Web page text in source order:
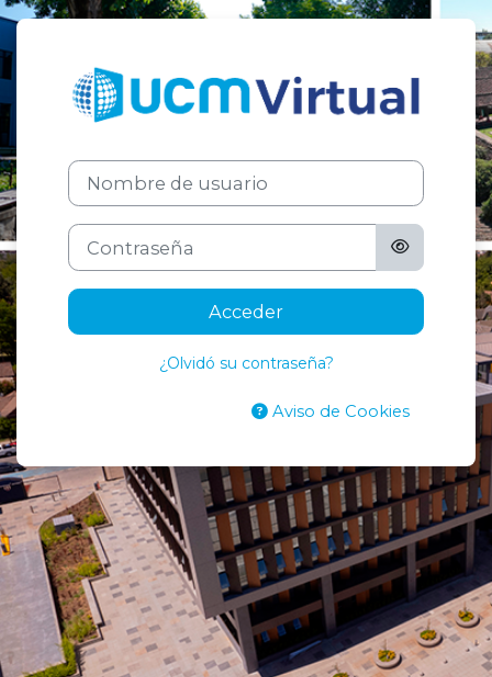
Salta al contenido principal
Entrar a UCM
Nombre de usuario
Contraseña
Acceder
¿Olvidó su contraseña?
Aviso de Cookies